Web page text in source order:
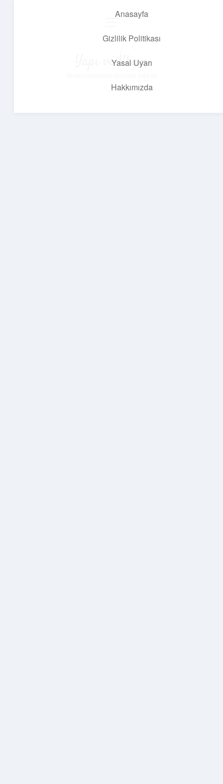
Anasayfa
Gizlilik Politikası
Yasal Uyarı
Hakkımızda
Yapı ve İlham